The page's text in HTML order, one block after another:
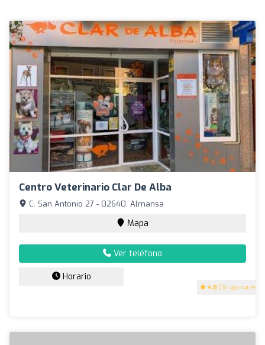
Centro Veterinario Clar De Alba
4.8 (51 opiniones)
C. San Antonio 27 - 02640, Almansa
Mapa
Ver teléfono
Horario